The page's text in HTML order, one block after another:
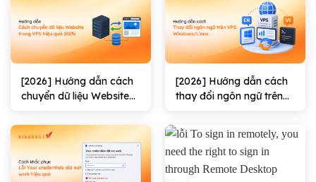
[2026] Hướng dẫn cách
chuyển dữ liệu Website
100%
[2026] Hướng dẫn cách
thay đổi ngôn ngữ trên